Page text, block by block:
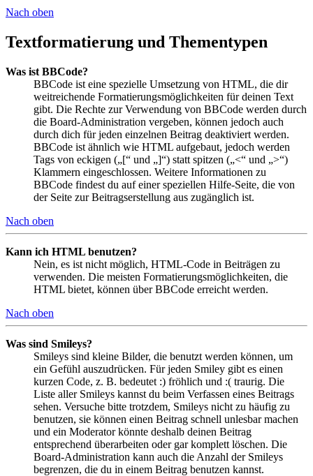
Nach oben
Textformatierung und Thementypen
Was ist BBCode?
BBCode ist eine spezielle Umsetzung von HTML, die dir
weitreichende Formatierungsmöglichkeiten für deinen Text
gibt. Die Rechte zur Verwendung von BBCode werden durch
die Board-Administration vergeben, können jedoch auch
durch dich für jeden einzelnen Beitrag deaktiviert werden.
BBCode ist ähnlich wie HTML aufgebaut, jedoch werden
Tags von eckigen („[“ und „]“) statt spitzen („<“ und „>“)
Klammern eingeschlossen. Weitere Informationen zu
BBCode findest du auf einer speziellen Hilfe-Seite, die von
der Seite zur Beitragserstellung aus zugänglich ist.
Nach oben
Kann ich HTML benutzen?
Nein, es ist nicht möglich, HTML-Code in Beiträgen zu
verwenden. Die meisten Formatierungsmöglichkeiten, die
HTML bietet, können über BBCode erreicht werden.
Nach oben
Was sind Smileys?
Smileys sind kleine Bilder, die benutzt werden können, um
ein Gefühl auszudrücken. Für jeden Smiley gibt es einen
kurzen Code, z. B. bedeutet :) fröhlich und :( traurig. Die
Liste aller Smileys kannst du beim Verfassen eines Beitrags
sehen. Versuche bitte trotzdem, Smileys nicht zu häufig zu
benutzen, sie können einen Beitrag schnell unlesbar machen
und ein Moderator könnte deshalb deinen Beitrag
entsprechend überarbeiten oder gar komplett löschen. Die
Board-Administration kann auch die Anzahl der Smileys
begrenzen, die du in einem Beitrag benutzen kannst.